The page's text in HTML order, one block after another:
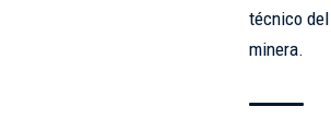
técnico
minera.